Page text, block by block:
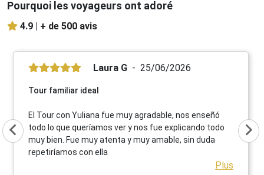
Pourquoi les voyageurs ont adoré
4.9 | + de 500 avis
Laura G 25/06/2026
Tour familiar ideal
El Tour con Yuliana fue muy agradable, nos enseñó
todo lo que queríamos ver y nos fue explicando todo
muy bien. Fue muy atenta y muy amable, sin duda
repetiríamos con ella
Plus